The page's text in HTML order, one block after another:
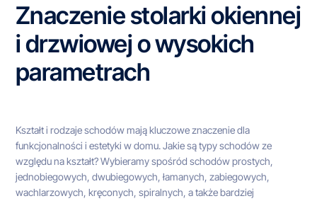
Znaczenie stolarki okiennej
i drzwiowej o wysokich
parametrach
Kształt i rodzaje schodów mają kluczowe znaczenie dla
funkcjonalności i estetyki w domu. Jakie są typy schodów ze
względu na kształt? Wybieramy spośród schodów prostych,
jednobiegowych, dwubiegowych, łamanych, zabiegowych,
wachlarzowych, kręconych, spiralnych, a także bardziej